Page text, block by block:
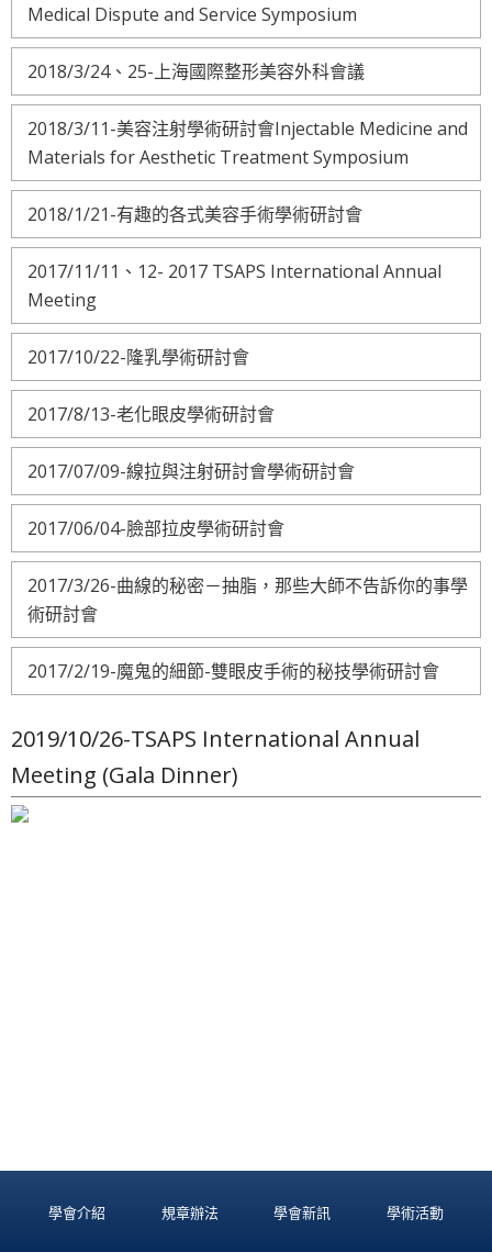
Medical Dispute and Service Symposium
2018/3/24、25-上海國際整形美容外科會議
2018/3/11-美容注射學術研討會Injectable Medicine and
Materials for Aesthetic Treatment Symposium
2018/1/21-有趣的各式美容手術學術研討會
2017/11/11、12- 2017 TSAPS International Annual
Meeting
2017/10/22-隆乳學術研討會
2017/8/13-老化眼皮學術研討會
2017/07/09-線拉與注射研討會學術研討會
2017/06/04-臉部拉皮學術研討會
2017/3/26-曲線的秘密－抽脂，那些大師不告訴你的事學
術研討會
2017/2/19-魔鬼的細節-雙眼皮手術的秘技學術研討會
2019/10/26-TSAPS International Annual
Meeting (Gala Dinner)
學會介紹 規章辦法 學會新訊 學術活動